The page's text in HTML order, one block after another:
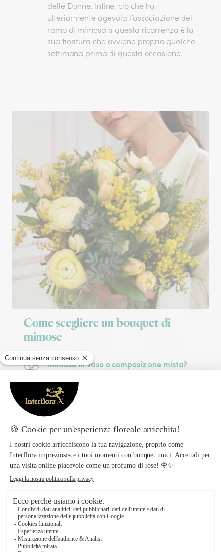
delle Donne. Infine, ciò che ha
ulteriormente agevola l’associazione del
ramo di mimosa a questa ricorrenza è la
sua fioritura che avviene proprio qualche
settimana prima di questa occasione.
Come scegliere un bouquet di
mimose
Mimosa in vaso o composizione mista?
dedicato alle Donne è d’obbligo. Ma è
meglio un
fiori o un
Come si fa a scegliere la composizione
decidere di scoprire il prodotto che
preferisci tra quelli che abbiamo
per la Festa delle Donne
leggere questo articolo per capire ciò che
fa al caso tuo!
Scelta del bouquet di mimose perfetto